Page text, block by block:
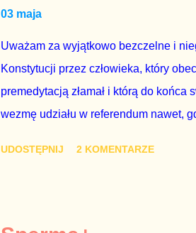
rządu. Generalnie, M...
03 maja
Uważam za wyjątkowo bezczelne i
Konstytucji przez człowieka, który
premedytacją złamał i którą do
wezmę udziału w referendum nawet,
tego referendum nie chce – ani partia
UDOSTĘPNIJ 2 KOMENTARZE